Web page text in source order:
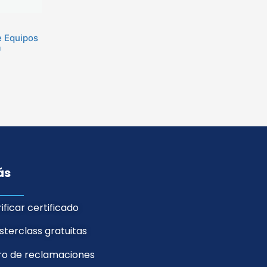
Equipos
certificado
gratuitas
de reclamaciones